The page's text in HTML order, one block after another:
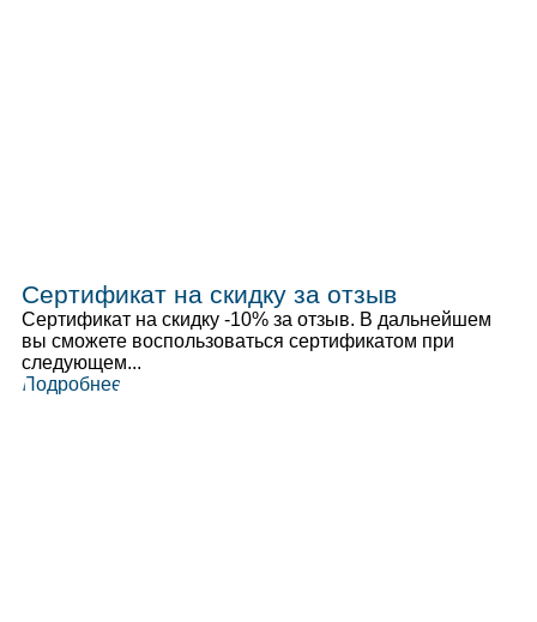
Сертификат на скидку за отзыв
Сертификат на скидку -10% за отзыв. В дальнейшем
вы сможете воспользоваться сертификатом при
следующем...
Подробнее